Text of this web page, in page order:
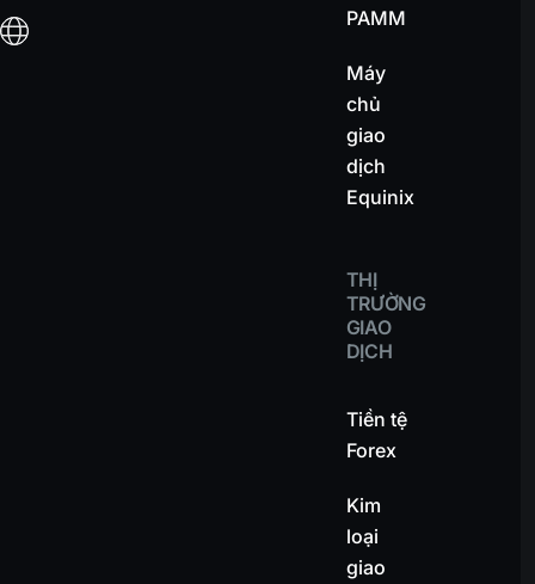
PAMM
Máy
chủ
giao
dịch
Equinix
THỊ
TRƯỜNG
GIAO
DỊCH
Tiền tệ
Forex
Kim
loại
giao